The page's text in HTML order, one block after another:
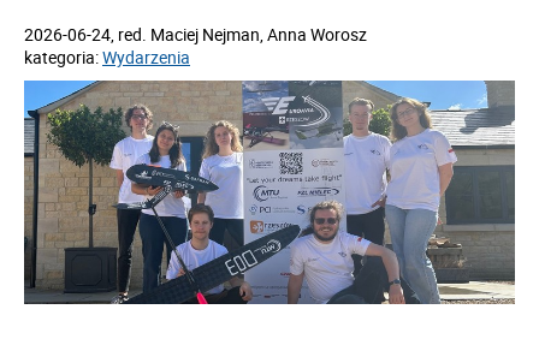
2026-06-24, red. Maciej Nejman, Anna Worosz
kategoria:Wydarzenia